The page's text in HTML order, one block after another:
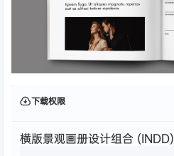
下载权限
横版景观画册设计组合 (INDD)